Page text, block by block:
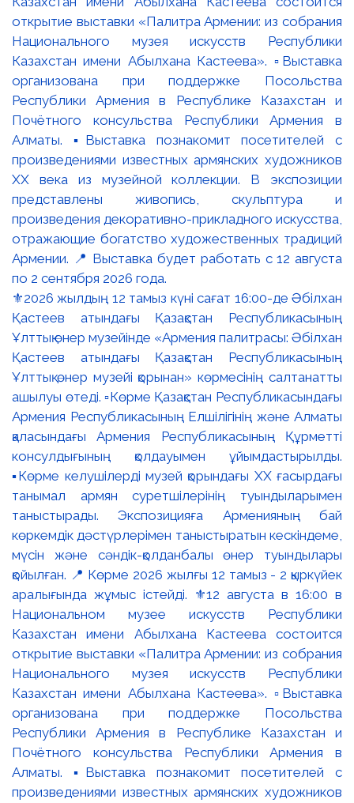
⚜️2026 жылдың 12 тамыз күні сағат 16:00-де Әбілхан
Қастеев атындағы Қазақстан Республикасының
Ұлттық өнер музейінде «Армения палитрасы: Әбілхан
Қастеев атындағы Қазақстан Республикасының
Ұлттық өнер музейі қорынан» көрмесінің салтанатты
ашылуы өтеді. ▫️Көрме Қазақстан Республикасындағы
Армения Республикасының Елшілігінің және Алматы
қаласындағы Армения Республикасының Құрметті
консулдығының қолдауымен ұйымдастырылды.
▪️Көрме келушілерді музей қорындағы ХХ ғасырдағы
танымал армян суретшілерінің туындыларымен
таныстырады. Экспозицияға Арменияның бай
көркемдік дәстүрлерімен таныстыратын кескіндеме,
мүсін және сәндік-қолданбалы өнер туындылары
қойылған. 📍 Көрме 2026 жылғы 12 тамыз - 2 қыркүйек
аралығында жұмыс істейді. ⚜️12 августа в 16:00 в
Национальном музее искусств Республики
Казахстан имени Абылхана Кастеева состоится
открытие выставки «Палитра Армении: из собрания
Национального музея искусств Республики
Казахстан имени Абылхана Кастеева». ▫️Выставка
организована при поддержке Посольства
Республики Армения в Республике Казахстан и
Почётного консульства Республики Армения в
Алматы. ▪️Выставка познакомит посетителей с
произведениями известных армянских художников